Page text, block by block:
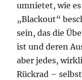
umnietet, wie
„Blackout“
sein, das die
ist und deren
aber jedes,
Rückrad –